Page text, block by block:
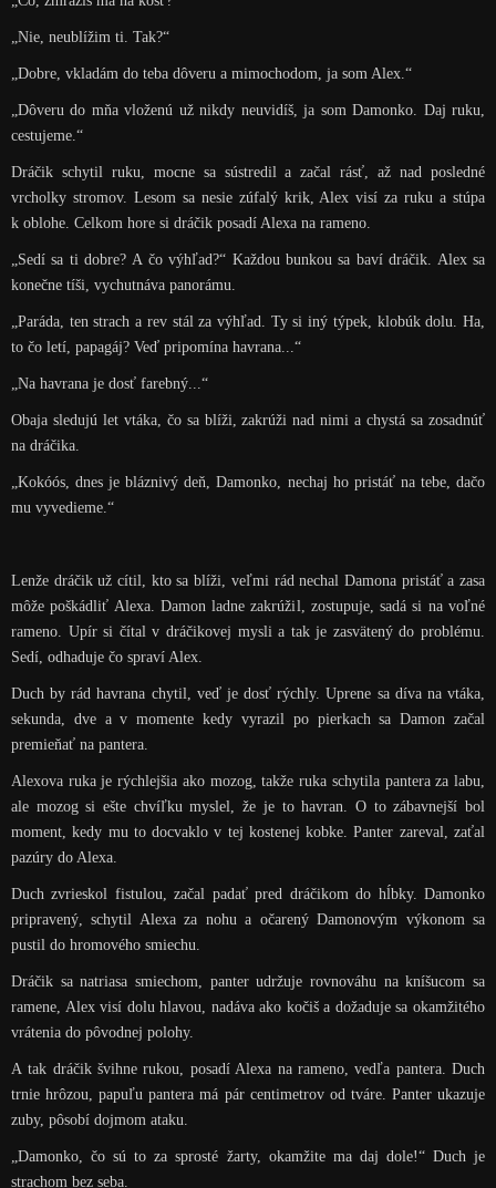
„Nie, neublížim ti. Tak?“
„Dobre, vkladám do teba dôveru a mimochodom, ja som Alex.“
„Dôveru do mňa vloženú už nikdy neuvidíš, ja som Damonko. Daj ruku,
cestujeme.“
Dráčik schytil ruku, mocne sa sústredil a začal rásť, až nad posledné
vrcholky stromov. Lesom sa nesie zúfalý krik, Alex visí za ruku a stúpa
k oblohe. Celkom hore si dráčik posadí Alexa na rameno.
„Sedí sa ti dobre? A čo výhľad?“ Každou bunkou sa baví dráčik. Alex sa
konečne tíši, vychutnáva panorámu.
„Paráda, ten strach a rev stál za výhľad. Ty si iný týpek, klobúk dolu. Ha,
to čo letí, papagáj? Veď pripomína havrana...“
„Na havrana je dosť farebný...“
Obaja sledujú let vtáka, čo sa blíži, zakrúži nad nimi a chystá sa zosadnúť
na dráčika.
„Kokóós, dnes je bláznivý deň, Damonko, nechaj ho pristáť na tebe, dačo
mu vyvedieme.“
Lenže dráčik už cítil, kto sa blíži, veľmi rád nechal Damona pristáť a zasa
môže poškádliť Alexa. Damon ladne zakrúžil, zostupuje, sadá si na voľné
rameno. Upír si čítal v dráčikovej mysli a tak je zasvätený do problému.
Sedí, odhaduje čo spraví Alex.
Duch by rád havrana chytil, veď je dosť rýchly. Uprene sa díva na vtáka,
sekunda, dve a v momente kedy vyrazil po pierkach sa Damon začal
premieňať na pantera.
Alexova ruka je rýchlejšia ako mozog, takže ruka schytila pantera za labu,
ale mozog si ešte chvíľku myslel, že je to havran. O to zábavnejší bol
moment, kedy mu to docvaklo v tej kostenej kobke. Panter zareval, zaťal
pazúry do Alexa.
Duch zvrieskol fistulou, začal padať pred dráčikom do hĺbky. Damonko
pripravený, schytil Alexa za nohu a očarený Damonovým výkonom sa
pustil do hromového smiechu.
Dráčik sa natriasa smiechom, panter udržuje rovnováhu na kníšucom sa
ramene, Alex visí dolu hlavou, nadáva ako kočiš a dožaduje sa okamžitého
vrátenia do pôvodnej polohy.
A tak dráčik švihne rukou, posadí Alexa na rameno, vedľa pantera. Duch
trnie hrôzou, papuľu pantera má pár centimetrov od tváre. Panter ukazuje
zuby, pôsobí dojmom ataku.
„Damonko, čo sú to za sprosté žarty, okamžite ma daj dole!“ Duch je
strachom bez seba.